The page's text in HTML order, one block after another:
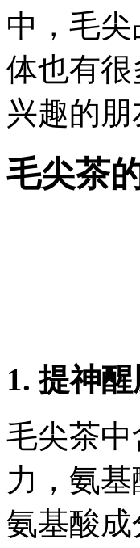
中，毛
体也有
兴趣的
毛尖茶
1. 提神醒
毛尖茶
力，氨
氨基酸